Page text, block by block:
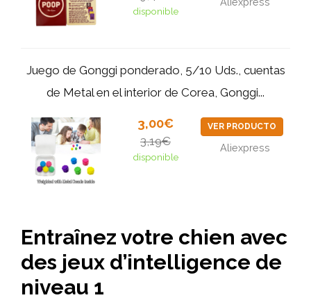
disponible
Juego de Gonggi ponderado, 5/10 Uds., cuentas
de Metal en el interior de Corea, Gonggi...
3,00€
3,19€
disponible
VER PRODUCTO
Aliexpress
Entraînez votre chien avec
des jeux d’intelligence de
niveau 1